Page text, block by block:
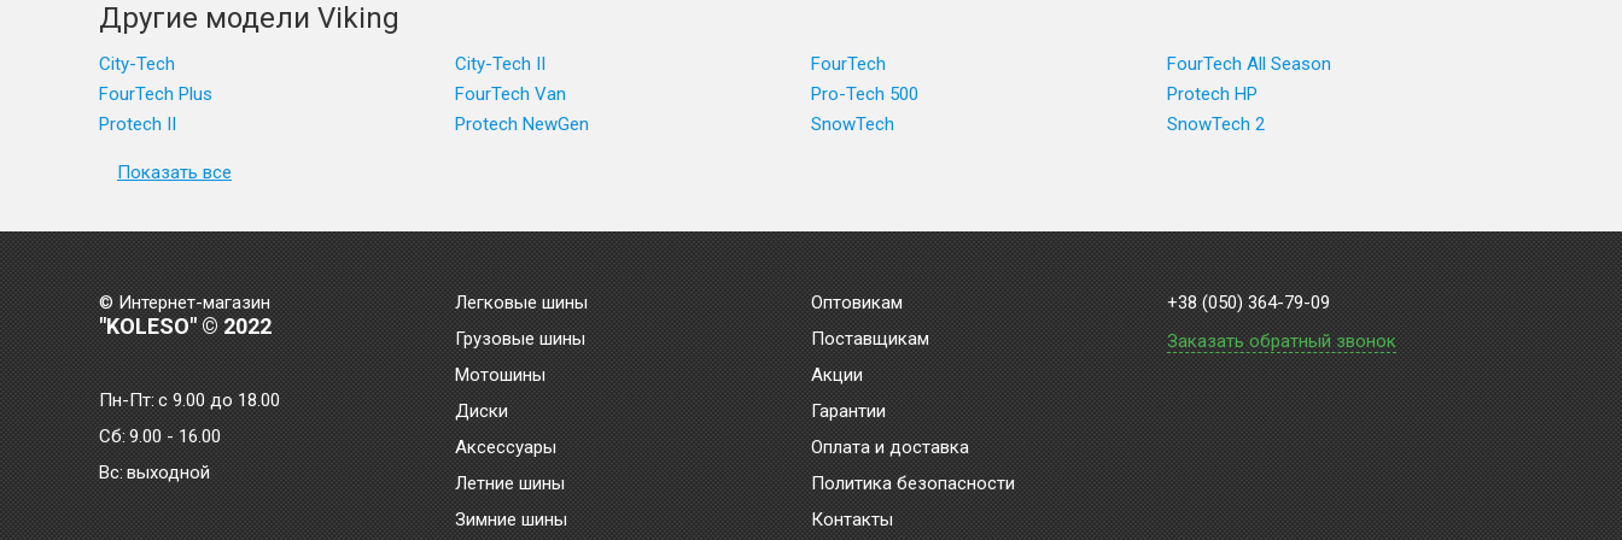
Другие модели Viking
City-Tech City-Tech II FourTech
FourTech All Season
FourTech Plus
FourTech Van Pro-Tech 500
Protech HP
Protech II
Protech NewGen SnowTech SnowTech 2
Показать все
© Интернет-магазин
"KOLESO" © 2022
Пн-Пт:с 9.00 до 18.00
Сб: 9.00 - 16.00
Bc: выходной
Легковые шины
Грузовые шины
Мотошины
Диски
Аксессуары
Летние шины
Зимние шины
Оптовикам
Поставщикам
Акции
Гарантии
Оплата и доставка
Политика безопасности
Контакты
+38 (050) 364-79-09
Заказать обратный звонок